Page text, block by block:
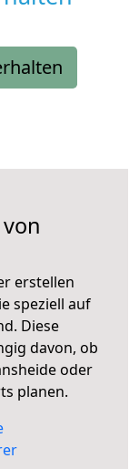
erstellen
speziell auf
Diese
davon, ob
oder
planen.